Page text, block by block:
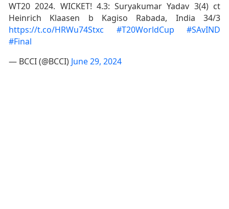
WT20 2024. WICKET! 4.3: Suryakumar Yadav 3(4) ct
Heinrich Klaasen b Kagiso Rabada, India 34/3
https://t.co/HRWu74Stxc
#T20WorldCup
#SAvIND
#Final
— BCCI (@BCCI) June 29, 2024